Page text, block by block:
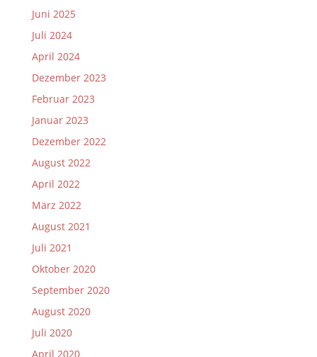
Juni 2025
Juli 2024
April 2024
Dezember 2023
Februar 2023
Januar 2023
Dezember 2022
August 2022
April 2022
März 2022
August 2021
Juli 2021
Oktober 2020
September 2020
August 2020
Juli 2020
April 2020